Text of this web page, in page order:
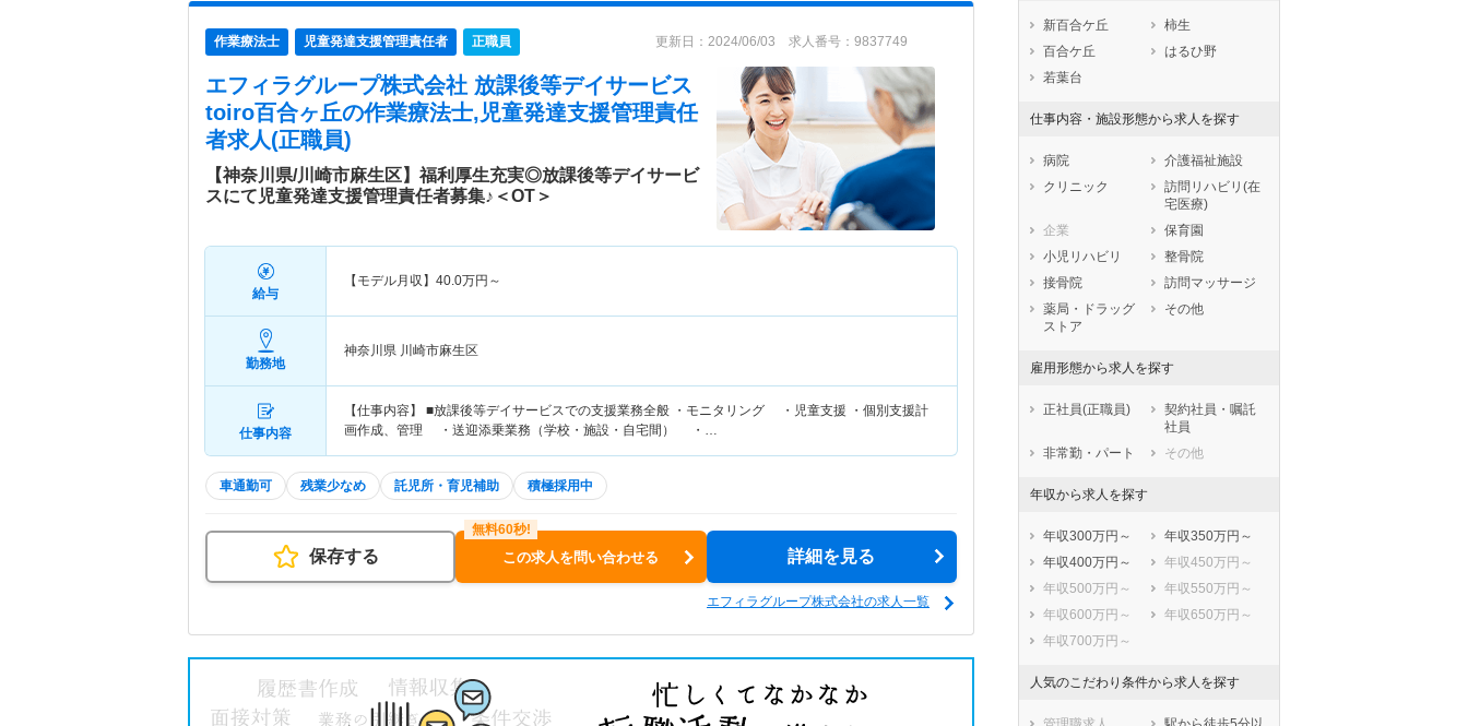
作業療法士 児童発達支援管理責任者 正職員 更新日：2024/06/03 求人番号：9837749
エフィラグループ株式会社 放課後等デイサービス
toiro百合ヶ丘の作業療法士,児童発達支援管理責任
者求人(正職員)
【神奈川県/川崎市麻生区】福利厚生充実◎放課後等デイサービ
スにて児童発達支援管理責任者募集♪＜OT＞
給与
【モデル月収】 40.0万円～
勤務地
神奈川県 川崎市麻生区
仕事内容
【仕事内容】 ■放課後等デイサービスでの支援業務全般 ・モニタリング ・児童支援 ・個別支援計
画作成、管理 ・送迎添乗業務（学校・施設・自宅間） ・…
車通勤可 残業少なめ 託児所・育児補助 積極採用中
保存する この求人を問い合わせる 詳細を見る
エフィラグループ株式会社の求人一覧
石川県
福井県
静岡県
愛知県
三重県
滋賀県
鳥取県
島根県
岡山県
広島県
山口県
徳島県
香川県
愛媛県
高知県
長崎県
熊本県
大分県
鹿児島県
沖縄県
新百合ケ丘
柿生
百合ケ丘
はるひ野
若葉台
仕事内容・施設形態から求人を探す
病院
介護福祉施設
クリニック
訪問リハビリ(在
宅医療)
企業
保育園
小児リハビリ
整骨院
接骨院
訪問マッサージ
薬局・ドラッグ
ストア
その他
雇用形態から求人を探す
正社員(正職員)
契約社員・嘱託
社員
非常勤・パート
その他
年収から求人を探す
年収300万円～
年収350万円～
年収400万円～
年収450万円～
年収500万円～
年収550万円～
年収600万円～
年収650万円～
年収700万円～
人気のこだわり条件から求人を探す